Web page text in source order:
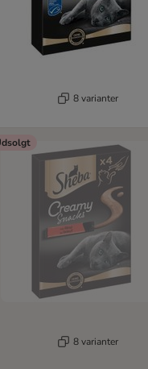
8 varianter
8 varianter